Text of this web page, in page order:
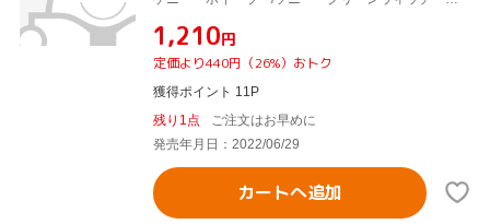
¥1,210円
定価より440円（26%）おトク
獲得ポイント 11P
残り1点
ご注文はお早めに
発売年月日：2022/06/29
カートへ追加